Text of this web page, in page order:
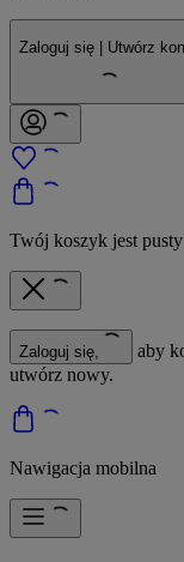
Zaloguj się | Utwórz
Twój koszyk jest pusty
Zaloguj się,
aby
utwórz nowy.
Nawigacja mobilna